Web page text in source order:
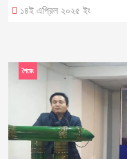
১৪ই এপ্রিল ২০২৫ ইং
শৈরেং